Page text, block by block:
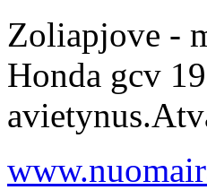
Zoliapjove -
Honda gcv